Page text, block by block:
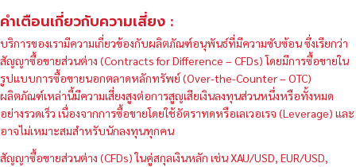
คำเตือนเกี่ยวกับความเสี่ยง :
บริการของเรามีความเกี่ยวข้องกับผลิตภัณฑ์อนุพันธ์ที่มีความซับซ้อน ซึ่งเรียกว่า
สัญญาซื้อขายส่วนต่าง (Contracts for Difference – CFDs) โดยมีการซื้อขายใน
รูปแบบการซื้อขายนอกตลาดหลักทรัพย์ (Over-the-Counter – OTC)
ผลิตภัณฑ์เหล่านี้มีความเสี่ยงสูงต่อการสูญเสียเงินลงทุนส่วนหนึ่งหรือทั้งหมด
อย่างรวดเร็ว เนื่องจากการซื้อขายโดยใช้อัตราทดหรือเลเวอเรจ (Leverage) และ
อาจไม่เหมาะสมสำหรับนักลงทุนทุกคน
สัญญาซื้อขายส่วนต่าง (CFDs) ในคู่สกุลเงินหลัก เช่น XAU/USD, EUR/USD,